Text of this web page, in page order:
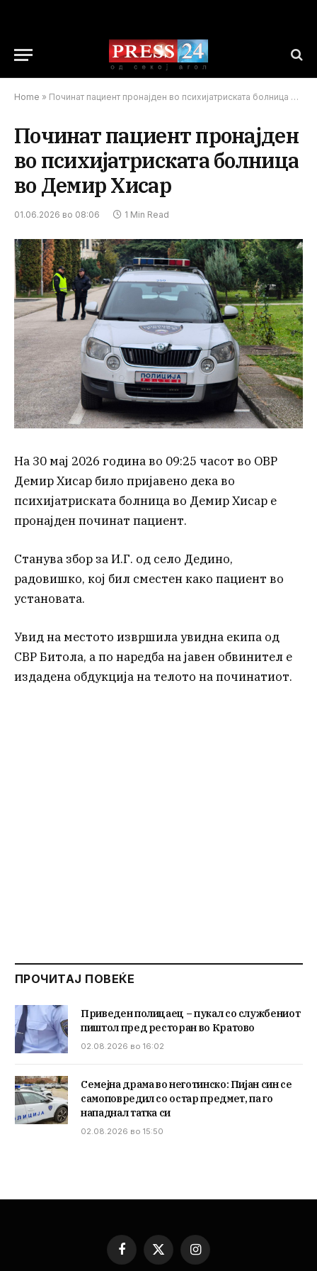
Home » Починат пациент пронајден во психијатриската болница во Демир Хисар
Починат пациент пронајден
во психијатриската болница
во Демир Хисар
01.06.2026 во 08:06 1 Min Read
На 30 мај 2026 година во 09:25 часот во ОВР
Демир Хисар било пријавено дека во
психијатриската болница во Демир Хисар е
пронајден починат пациент.
Станува збор за И.Г. од село Дедино,
радовишко, кој бил сместен како пациент во
установата.
Увид на местото извршила увидна екипа од
СВР Битола, а по наредба на јавен обвинител е
издадена обдукција на телото на починатиот.
ПРОЧИТАЈ ПОВЕЌЕ
Приведен полицаец – пукал со службениот
пиштол пред ресторан во Кратово
02.08.2026 во 16:02
Семејна драма во неготинско: Пијан син се
самоповредил со остар предмет, па го
нападнал татка си
02.08.2026 во 15:50
Facebook
X
Instagram